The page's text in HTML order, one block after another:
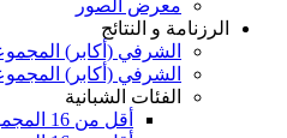
معرض الصور
الرزنامة و النتائج
الشرفي (أكابر)
الشرفي (أكابر)
الفئات الشبانية
أقل من 16 المجموعة أ